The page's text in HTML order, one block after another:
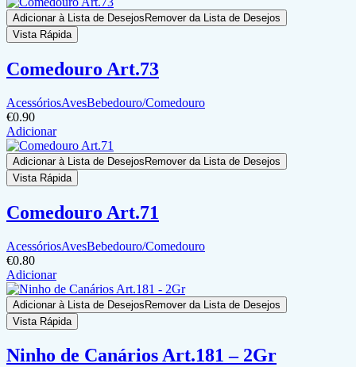
Adicionar à Lista de Desejos Remover da Lista de Desejos
Vista Rápida
Comedouro Art.73
AcessóriosAvesBebedouro/Comedouro
€0.90
Adicionar
Adicionar à Lista de Desejos Remover da Lista de Desejos
Vista Rápida
Comedouro Art.71
AcessóriosAvesBebedouro/Comedouro
€0.80
Adicionar
Adicionar à Lista de DesejosRemover da Lista de Desejos
Vista Rápida
Ninho de Canários Art.181 – 2Gr